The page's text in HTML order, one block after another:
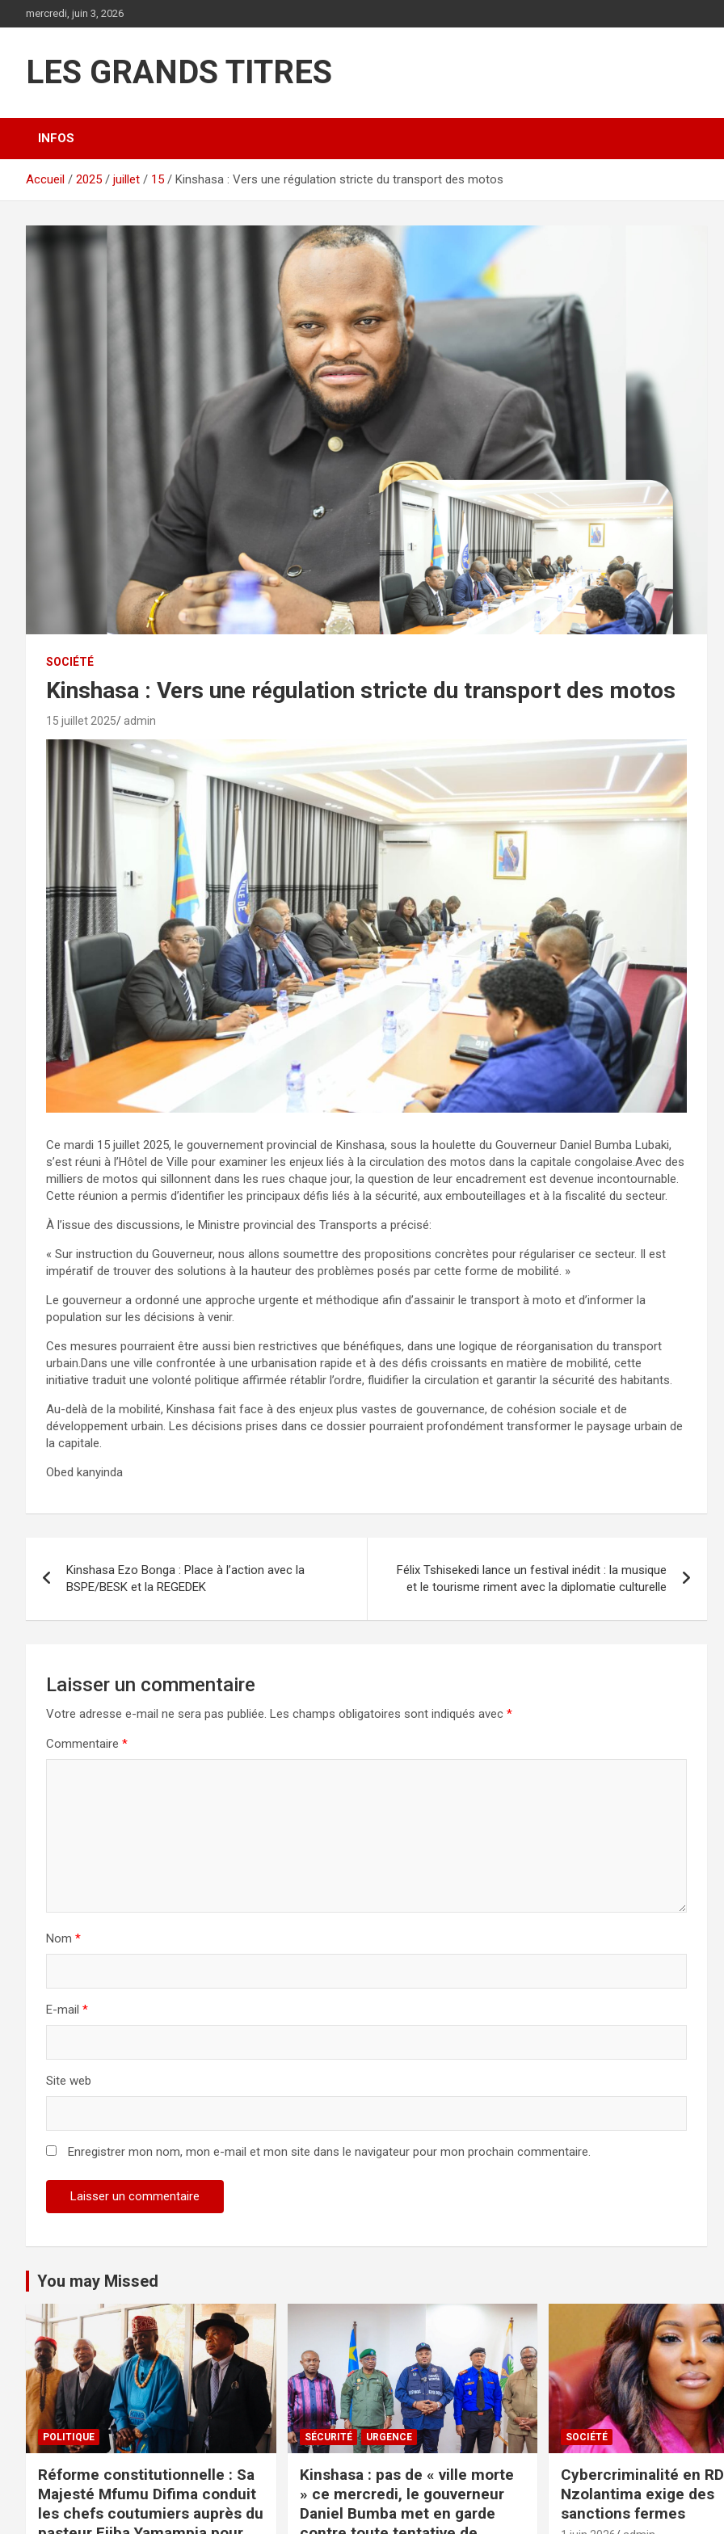
au
mercredi, juin 3, 2026
LES GRANDS TITRES
INFOS
Accueil 2025 juillet 15 Kinshasa : Vers une régulation stricte du transport des motos
SOCIÉTÉ
Kinshasa : Vers une régulation stricte du transport des motos
15 juillet 2025 admin
Ce mardi 15 juillet 2025, le gouvernement provincial de Kinshasa, sous la houlette du Gouverneur Daniel Bumba Lubaki,
s’est réuni à l’Hôtel de Ville pour examiner les enjeux liés à la circulation des motos dans la capitale congolaise.Avec des
milliers de motos qui sillonnent dans les rues chaque jour, la question de leur encadrement est devenue incontournable.
Cette réunion a permis d’identifier les principaux défis liés à la sécurité, aux embouteillages et à la fiscalité du secteur.
À l’issue des discussions, le Ministre provincial des Transports a précisé:
« Sur instruction du Gouverneur, nous allons soumettre des propositions concrètes pour régulariser ce secteur. Il est
impératif de trouver des solutions à la hauteur des problèmes posés par cette forme de mobilité. »
Le gouverneur a ordonné une approche urgente et méthodique afin d’assainir le transport à moto et d’informer la
population sur les décisions à venir.
Ces mesures pourraient être aussi bien restrictives que bénéfiques, dans une logique de réorganisation du transport
urbain.Dans une ville confrontée à une urbanisation rapide et à des défis croissants en matière de mobilité, cette
initiative traduit une volonté politique affirmée rétablir l’ordre, fluidifier la circulation et garantir la sécurité des habitants.
Au-delà de la mobilité, Kinshasa fait face à des enjeux plus vastes de gouvernance, de cohésion sociale et de
développement urbain. Les décisions prises dans ce dossier pourraient profondément transformer le paysage urbain de
la capitale.
Obed kanyinda
de
l’article
Kinshasa Ezo Bonga : Place à l’action avec la
BSPE/BESK et la REGEDEK
Félix Tshisekedi lance un festival inédit : la musique
et le tourisme riment avec la diplomatie culturelle
Laisser un commentaire
Votre adresse e-mail ne sera pas publiée. Les champs obligatoires sont indiqués avec *
Commentaire *
Nom *
E-mail *
Site web
Enregistrer mon nom, mon e-mail et mon site dans le navigateur pour mon prochain commentaire.
You may Missed
POLITIQUE
Réforme constitutionnelle : Sa
Majesté Mfumu Difima conduit
les chefs coutumiers auprès du
SÉCURITÉ URGENCE
Kinshasa : pas de « ville morte
» ce mercredi, le gouverneur
Daniel Bumba met en garde
SOCIÉTÉ
Cybercriminalité en
Nzolantima exige des
sanctions fermes